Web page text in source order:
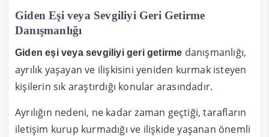
Giden Eşi veya Sevgiliyi Geri Getirme
Danışmanlığı
Giden eşi veya sevgiliyi geri getirme danışmanlığı,
ayrılık yaşayan ve ilişkisini yeniden kurmak isteyen
kişilerin sık araştırdığı konular arasındadır.
Ayrılığın nedeni, ne kadar zaman geçtiği, tarafların
iletişim kurup kurmadığı ve ilişkide yaşanan önemli